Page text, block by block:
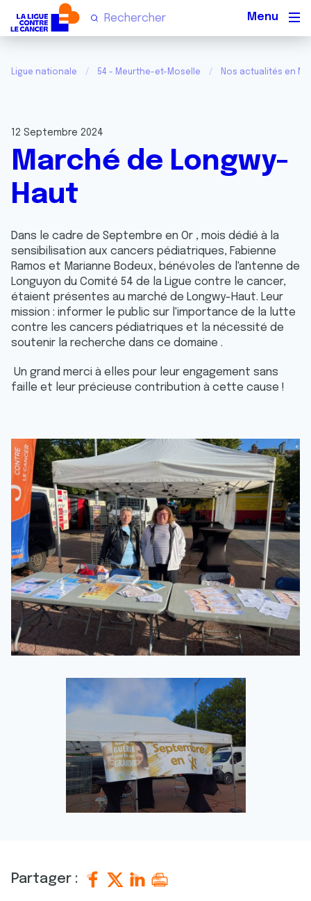
Ligue nationale 54 - Meurthe-et-Moselle Nos actualités en
12 Septembre 2024
Marché de Longwy-
Haut
Dans le cadre de Septembre en Or , mois dédié à la
sensibilisation aux cancers pédiatriques, Fabienne
Ramos et Marianne Bodeux, bénévoles de l'antenne de
Longuyon du Comité 54 de la Ligue contre le cancer,
étaient présentes au marché de Longwy-Haut. Leur
mission : informer le public sur l'importance de la lutte
contre les cancers pédiatriques et la nécessité de
soutenir la recherche dans ce domaine .
Un grand merci à elles pour leur engagement sans
faille et leur précieuse contribution à cette cause !
Partager :